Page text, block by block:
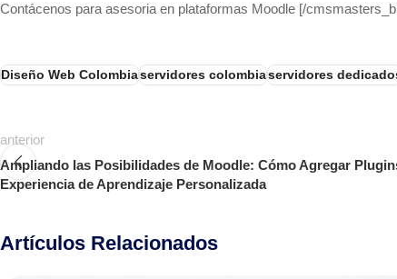
Contácenos para asesoria en plataformas Moodle [/
Diseño Web Colombiaservidores colombiaservidores
anterior
Ampliando las Posibilidades de Moodle: Cómo Agregar
Experiencia de Aprendizaje Personalizada
Artículos Relacionados